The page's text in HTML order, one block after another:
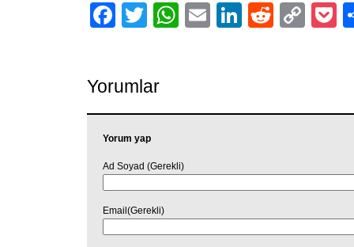
Facebook
TwitterWhatsApp
EmailLinkedIn
Reddit
Yorumlar
Yorum yap
Ad Soyad (Gerekli)
Email(Gerekli)